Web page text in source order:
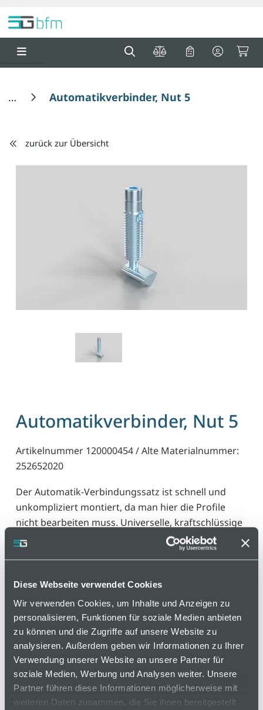
Diese Webseite verwendet Cookies
Wir verwenden Cookies, um Inhalte und Anzeigen zu
personalisieren, Funktionen für soziale Medien anbieten
zu können und die Zugriffe auf unsere Website zu
analysieren. Außerdem geben wir Informationen zu Ihrer
Verwendung unserer Website an unsere Partner für
soziale Medien, Werbung und Analysen weiter. Unsere
Partner führen diese Informationen möglicherweise mit
weiteren Daten zusammen, die Sie ihnen bereitgestellt
Automatikverbinder, Nut 5
zurück zur Übersicht
Automatikverbinder, Nut 5
Artikelnummer 120000454 / Alte Materialnummer:
252652020
Der Automatik-Verbindungssatz ist schnell und
unkompliziert montiert, da man hier die Profile
nicht bearbeiten muss. Universelle, kraftschlüssige
Verbindung aller Profile einer Baureihe mit der
Möglichkeit, der nachträglichen Verschiebung, da
werden. Der nachträgliche Einbau in bestehende
Konstruktionen ist uneingeschränkt möglich.
Varianten
auf Anfrage